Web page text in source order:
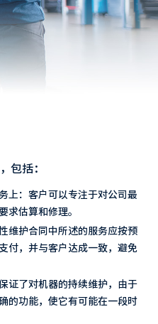
包括：
上：客户可以专注于对公司最
求估算和修理。
维护合同中所述的服务应按预
付，并与客户达成一致，避免
证了对机器的持续维护，由于
的功能，使它有可能在一段时